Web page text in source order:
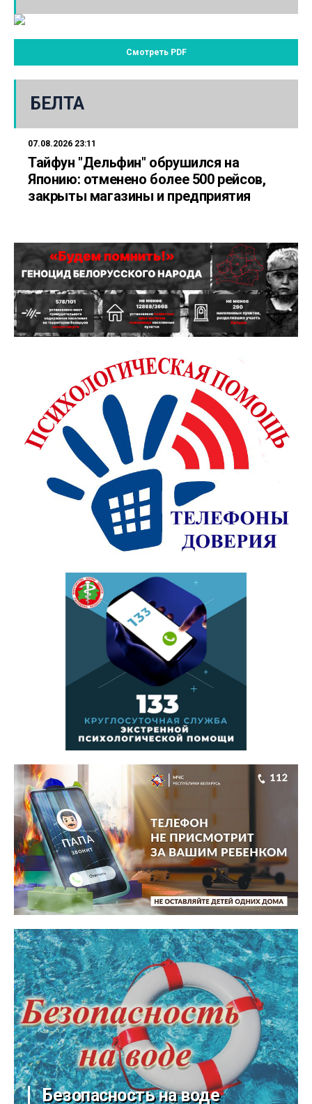
Смотреть PDF
БЕЛТА
07.08.2026 23:11
Тайфун "Дельфин" обрушился на
Японию: отменено более 500 рейсов,
закрыты магазины и предприятия
Безопасность на воде